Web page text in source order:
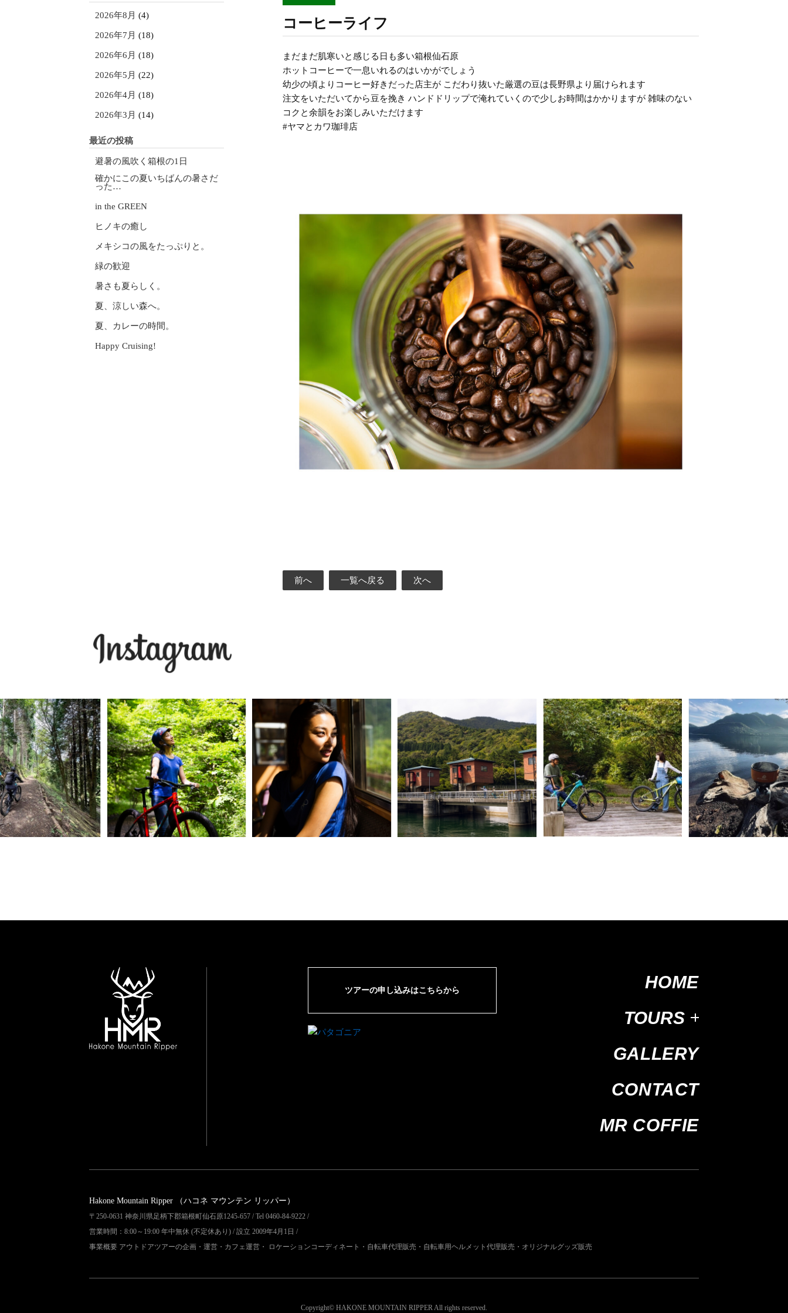
2026年8月 (4)
2026年7月 (18)
2026年6月 (18)
2026年5月 (22)
2026年4月 (18)
2026年3月 (14)
最近の投稿
避暑の風吹く箱根の1日
確かにこの夏いちばんの暑さだ
った…
in the GREEN
ヒノキの癒し
メキシコの風をたっぷりと。
緑の歓迎
暑さも夏らしく。
夏、涼しい森へ。
夏、カレーの時間。
Happy Cruising!
コーヒーライフ
まだまだ肌寒いと感じる日も多い箱根仙石原
ホットコーヒーで一息いれるのはいかがでしょう
幼少の頃よりコーヒー好きだった店主が こだわり抜いた厳選の豆は長野県より届けられます
注文をいただいてから豆を挽き ハンドドリップで淹れていくので少しお時間はかかりますが 雑味のない
コクと余韻をお楽しみいただけます
#ヤマとカワ珈琲店
前へ 一覧へ戻る 次へ
ツアーの申し込みはこちらから
HOME
TOURS
GALLERY
CONTACT
MR COFFIE
Hakone Mountain Ripper （ハコネ マウンテン リッパー）
〒250-0631 神奈川県足柄下郡箱根町仙石原1245-657 / Tel 0460-84-9222 /
営業時間：8:00～19:00 年中無休 (不定休あり) / 設立 2009年4月1日 /
事業概要 アウトドアツアーの企画・運営・カフェ運営・ ロケーションコーディネート・自転車代理販売・自転車用ヘルメット代理販売・オリジナルグッズ販売
Copyright© HAKONE MOUNTAIN RIPPERAll rights reserved.